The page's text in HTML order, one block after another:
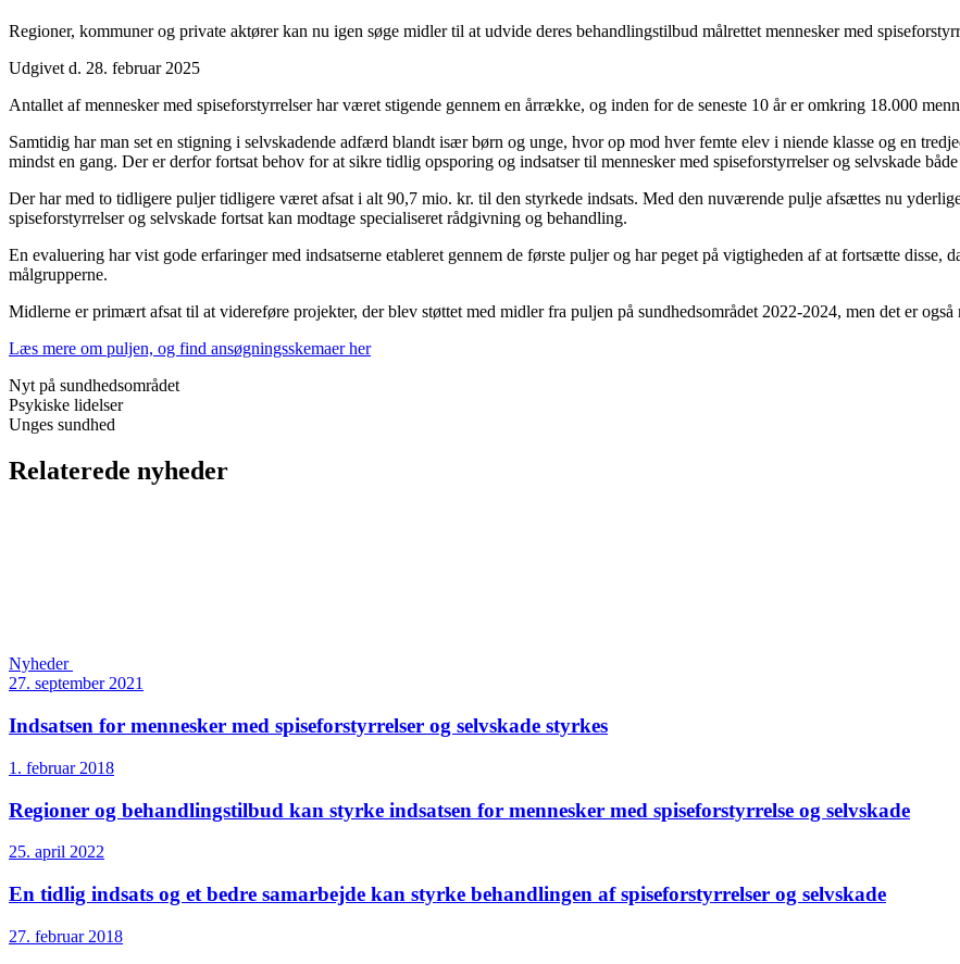
Regioner, kommuner og private aktører kan nu igen søge midler til at udvide deres behandlingstilbud målrettet mennesker med
Udgivet d. 28. februar 2025
Antallet af mennesker med spiseforstyrrelser har været stigende gennem en årrække, og inden for de seneste 10 år er omkring 18.000
Samtidig har man set en stigning i selvskadende adfærd blandt især børn og unge, hvor op mod hver femte elev i niende klasse og en
mindst en gang. Der er derfor fortsat behov for at sikre tidlig opsporing og indsatser til mennesker med spiseforstyrrelser og selvskade
Der har med to tidligere puljer tidligere været afsat i alt 90,7 mio. kr. til den styrkede indsats. Med den nuværende pulje afsættes nu
spiseforstyrrelser og selvskade fortsat kan modtage specialiseret rådgivning og behandling.
En evaluering har vist gode erfaringer med indsatserne etableret gennem de første puljer og har peget på vigtigheden af at fortsætte disse,
målgrupperne.
Midlerne er primært afsat til at videreføre projekter, der blev støttet med midler fra puljen på sundhedsområdet 2022-2024, men det er
Læs mere om puljen, og find ansøgningsskemaer her
Nyt på sundhedsområdet
Psykiske lidelser
Unges sundhed
Relaterede nyheder
Nyheder
27. september 2021
Indsatsen for mennesker med spiseforstyrrelser og selvskade styrkes
1. februar 2018
Regioner og behandlings­tilbud kan styrke indsatsen for mennesker med spise­forstyrrelse og selvskade
25. april 2022
En tidlig indsats og et bedre samarbejde kan styrke behandlingen af spiseforstyrrelser og selvskade
27. februar 2018